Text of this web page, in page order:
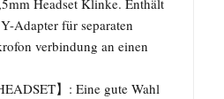
Headset Klinke. Enthält
Adapter für separaten
verbindung an einen
】: Eine gute Wahl